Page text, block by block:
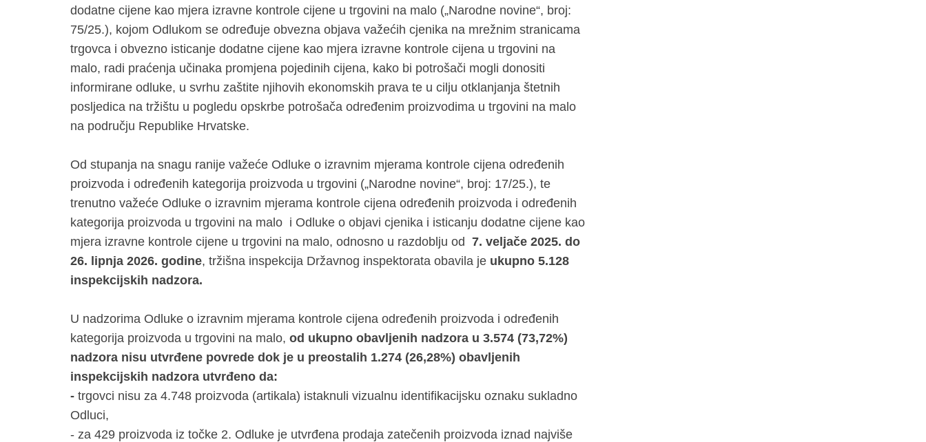
dodatne cijene kao mjera izravne kontrole cijene u trgovini na malo („Narodne novine“, broj:
75/25.), kojom Odlukom se određuje obvezna objava važećih cjenika na mrežnim stranicama
trgovca i obvezno isticanje dodatne cijene kao mjera izravne kontrole cijena u trgovini na
malo, radi praćenja učinaka promjena pojedinih cijena, kako bi potrošači mogli donositi
informirane odluke, u svrhu zaštite njihovih ekonomskih prava te u cilju otklanjanja štetnih
posljedica na tržištu u pogledu opskrbe potrošača određenim proizvodima u trgovini na malo
na području Republike Hrvatske.
Od stupanja na snagu ranije važeće Odluke o izravnim mjerama kontrole cijena određenih
proizvoda i određenih kategorija proizvoda u trgovini („Narodne novine“, broj: 17/25.), te
trenutno važeće Odluke o izravnim mjerama kontrole cijena određenih proizvoda i određenih
kategorija proizvoda u trgovini na malo i Odluke o objavi cjenika i isticanju dodatne cijene kao
mjera izravne kontrole cijene u trgovini na malo, odnosno u razdoblju od 7. veljače 2025. do
26. lipnja 2026. godine, tržišna inspekcija Državnog inspektorata obavila je ukupno 5.128
inspekcijskih nadzora.
U nadzorima Odluke o izravnim mjerama kontrole cijena određenih proizvoda i određenih
kategorija proizvoda u trgovini na malo, od ukupno obavljenih nadzora u 3.574 (73,72%)
nadzora nisu utvrđene povrede dok je u preostalih 1.274 (26,28%) obavljenih
inspekcijskih nadzora utvrđeno da:
- trgovci nisu za 4.748 proizvoda (artikala) istaknuli vizualnu identifikacijsku oznaku sukladno
Odluci,
- za 429 proizvoda iz točke 2. Odluke je utvrđena prodaja zatečenih proizvoda iznad najviše